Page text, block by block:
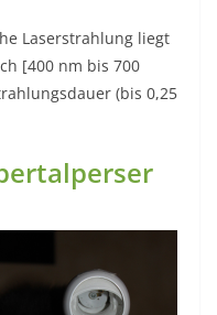
Laserstrahlung liegt
[400 nm bis 700
(bis 0,25